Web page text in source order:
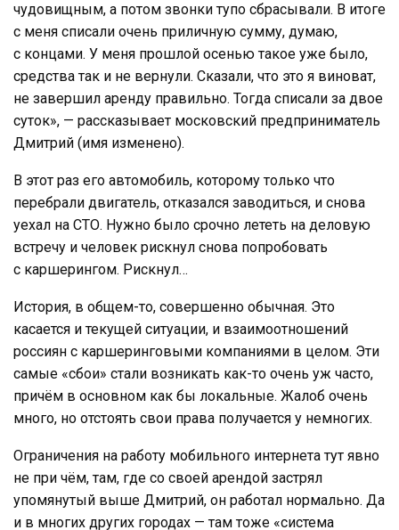
чудовищным, а потом звонки тупо сбрасывали. В итоге
с меня списали очень приличную сумму, думаю,
с концами. У меня прошлой осенью такое уже было,
средства так и не вернули. Сказали, что это я виноват,
не завершил аренду правильно. Тогда списали за двое
суток», — рассказывает московский предприниматель
Дмитрий (имя изменено).
В этот раз его автомобиль, которому только что
перебрали двигатель, отказался заводиться, и снова
уехал на СТО. Нужно было срочно лететь на деловую
встречу и человек рискнул снова попробовать
с каршерингом. Рискнул…
История, в общем-то, совершенно обычная. Это
касается и текущей ситуации, и взаимоотношений
россиян с каршеринговыми компаниями в целом. Эти
самые «сбои» стали возникать как-то очень уж часто,
причём в основном как бы локальные. Жалоб очень
много, но отстоять свои права получается у немногих.
Ограничения на работу мобильного интернета тут явно
не при чём, там, где со своей арендой застрял
упомянутый выше Дмитрий, он работал нормально. Да
и в многих других городах — там тоже «система